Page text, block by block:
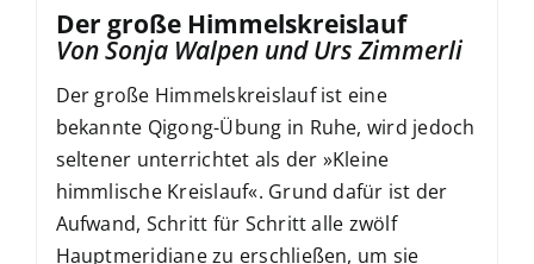
Der große Himmelskreislauf
Von Sonja Walpen und Urs Zimmerli
Der große Himmelskreislauf ist eine
bekannte Qigong-Übung in Ruhe, wird jedoch
seltener unterrichtet als der »Kleine
himmlische Kreislauf«. Grund dafür ist der
Aufwand, Schritt für Schritt alle zwölf
Hauptmeridiane zu erschließen, um sie